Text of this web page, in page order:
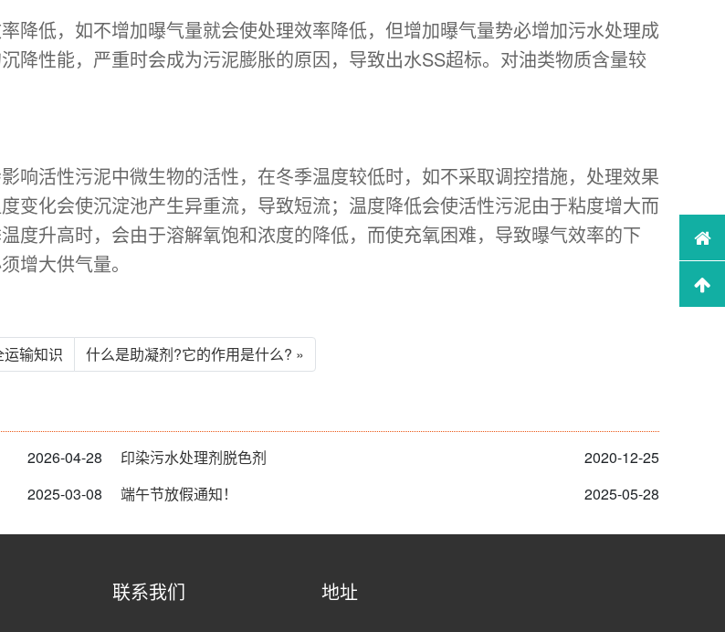
降低，如不增加曝气量就会使处理效率降低，但增加曝气量势必增加污水处理成
降性能，严重时会成为污泥膨胀的原因，导致出水SS超标。对油类物质含量较
响活性污泥中微生物的活性，在冬季温度较低时，如不采取调控措施，处理效果
变化会使沉淀池产生异重流，导致短流；温度降低会使活性污泥由于粘度增大而
度升高时，会由于溶解氧饱和浓度的降低，而使充氧困难，导致曝气效率的下
增大供气量。
输知识 什么是助凝剂?它的作用是什么? »
2026-04-28 印染污水处理剂脱色剂
2020-12-25
2025-03-08 端午节放假通知！ 2025-05-28
联系我们 地址